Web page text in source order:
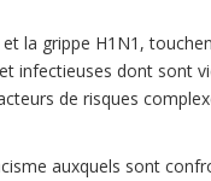
la grippe H1N1,
infectieuses dont sont
de risques
auxquels sont